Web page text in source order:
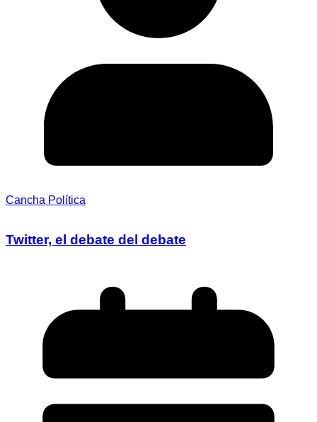
Cancha Política
Twitter, el debate del debate